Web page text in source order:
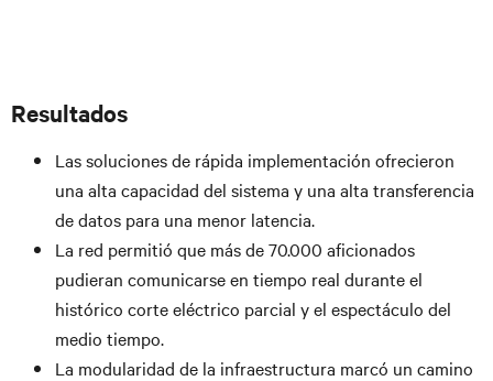
Resultados
Las soluciones de rápida implementación ofrecieron
una alta capacidad del sistema y una alta transferencia
de datos para una menor latencia.
La red permitió que más de 70.000 aficionados
pudieran comunicarse en tiempo real durante el
histórico corte eléctrico parcial y el espectáculo del
medio tiempo.
La modularidad de la infraestructura marcó un camino